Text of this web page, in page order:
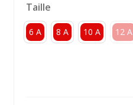
Taille
6 A 8 A 10 A 12 A